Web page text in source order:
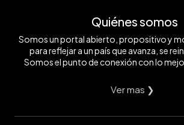
Quiénes somos
Somos un portal abierto, propositivo y
para reflejar a un país que avanza, se
Somos el punto de conexión con lo
Ver mas ❯